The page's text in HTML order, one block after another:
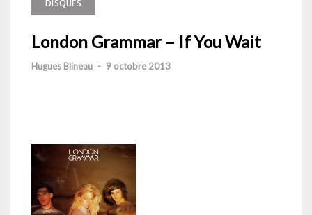
DISQUES
London Grammar – If You Wait
Hugues Blineau - 9 octobre 2013